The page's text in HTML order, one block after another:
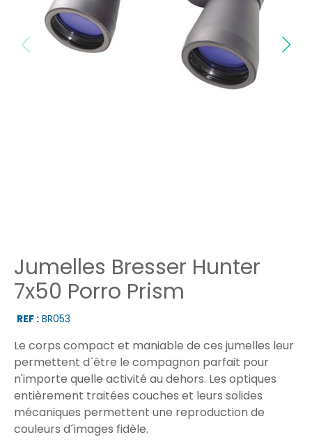
Jumelles Bresser Hunter
7x50 Porro Prism
REF : BR053
Le corps compact et maniable de ces jumelles leur
permettent d´être le compagnon parfait pour
n'importe quelle activité au dehors. Les optiques
entièrement traitées couches et leurs solides
mécaniques permettent une reproduction de
couleurs d´images fidèle.